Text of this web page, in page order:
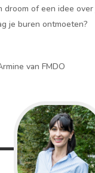
droom of een idee
je buren ontmoeten?
van FMDO